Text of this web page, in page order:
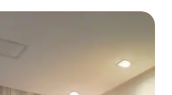
oznakom „Odabrali gosti”